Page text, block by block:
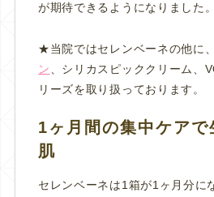
が期待できるようになりました。
★当院ではセレンベーネの他に
ン
、シリカスピッククリーム、
リーズを取り扱っております。
1ヶ月間の集中ケアで
肌
セレンベーネは1箱が1ヶ月分に